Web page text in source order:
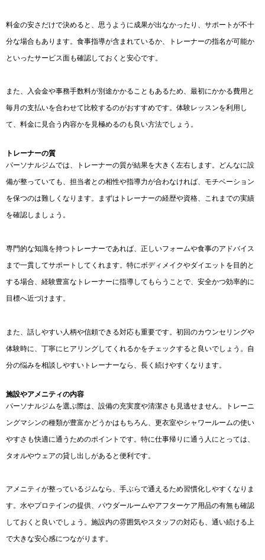
料金の安さだけで決めると、思うように成果が出なかったり、サポートが不十
分な場合もあります。食事指導が含まれているか、トレーナーの指名が可能か
といったサービス面も確認しておくと安心です。
また、入会金や事務手数料が別途かかることもあるため、最初にかかる費用と
毎月の支払いを合わせて比較するのがおすすめです。体験レッスンを利用し
て、料金に見合う内容かを見極めるのも良い方法でしょう。
トレーナーの質
パーソナルジムでは、トレーナーの質が結果を大きく左右します。どんなに設
備が整っていても、担当者との相性や指導力が合わなければ、モチベーション
を保つのは難しくなります。まずはトレーナーの経歴や資格、これまでの実績
を確認しましょう。
専門的な知識を持つトレーナーであれば、正しいフォームや食事のアドバイス
まで一貫してサポートしてくれます。特にボディメイクやダイエットを目的と
する場合、経験豊富なトレーナーに指導してもらうことで、安全かつ効率的に
目標へ近づけます。
また、話しやすい人柄や信頼できる対応も重要です。初回のカウンセリングや
体験時に、丁寧にヒアリングしてくれるかをチェックすると良いでしょう。自
分の悩みを相談しやすいトレーナーなら、長く続けやすくなります。
施設やアメニティの内容
パーソナルジムを選ぶ際は、設備の充実度や清潔さも見逃せません。トレーニ
ングマシンの種類が豊富かどうかはもちろん、更衣室やシャワールームの使い
やすさも快適に通うためのポイントです。特に仕事帰りに通う人にとっては、
タオルやウェアの貸し出しがあると便利です。
アメニティが整っているジムなら、手ぶらで通えるため習慣化しやすくなりま
す。水やプロテインの提供、パウダールームやアフターケア用品の有無も確認
しておくと良いでしょう。施設内の雰囲気やスタッフの対応も、通い続ける上
で大きな安心感につながります。